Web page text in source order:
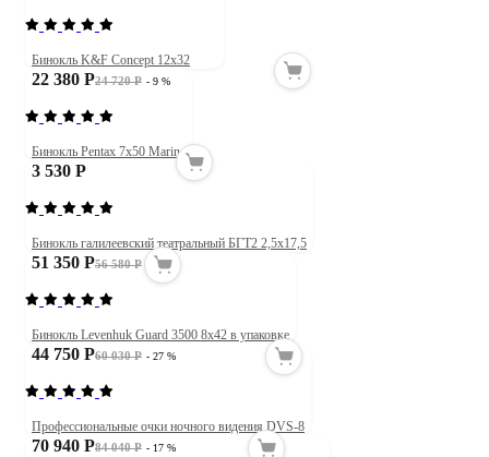
Бинокль K&F Concept 12x32
24 720 Р
22 380 Р - 9 %
Бинокль Pentax 7x50 Marine
3 530 Р
Бинокль галилеевский театральный БГТ2 2,5х17,5
56 580 Р
51 350 Р - 9 %
Бинокль Levenhuk Guard 3500 8x42 в упаковке
60 030 Р
44 750 Р - 27 %
Профессиональные очки ночного видения DVS-8
84 040 Р
70 940 Р - 17 %